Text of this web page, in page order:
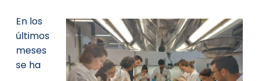
En los
últimos
meses
se ha